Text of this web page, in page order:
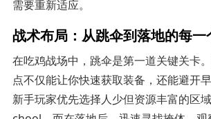
需要重新适应。
战术布局：从跳伞到落地的每一
在吃鸡战场中，跳伞是第一道关键关卡
点不仅能让你快速获取装备，还能避开
新手玩家优先选择人少但资源丰富的区